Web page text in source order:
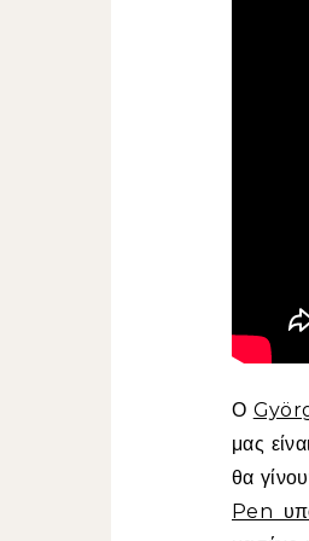
Ο
μας
θα
Pen